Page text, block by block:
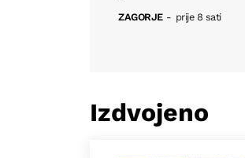
ZAGORJE - prije 8 sati
Izdvojeno